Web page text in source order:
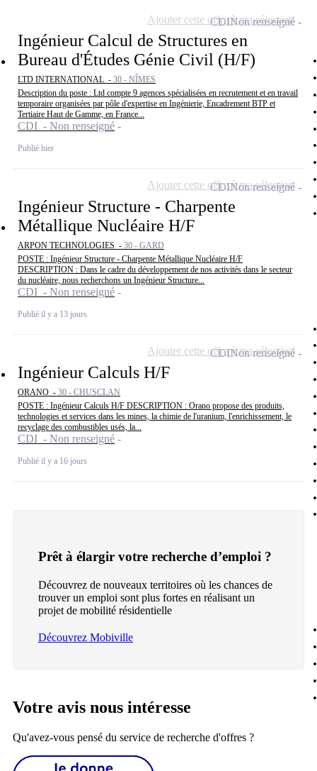
Ingénieur Calcul de Structures en
Bureau d'Études Génie Civil (H/F)
LTD INTERNATIONAL - 30 - NÎMES
Description du poste : Ltd compte 9 agences spécialisées en recrutement et en travail
temporaire organisées par pôle d'expertise en Ingénierie, Encadrement BTP et
Tertiaire Haut de Gamme, en France...
CDI - Non renseigné
Publié hier
CDINon renseigné
Ajouter cette offre à ma sélection
Ingénieur Structure - Charpente
Métallique Nucléaire H/F
ARPON TECHNOLOGIES - 30 - GARD
POSTE : Ingénieur Structure - Charpente Métallique Nucléaire H/F
DESCRIPTION : Dans le cadre du développement de nos activités dans le secteur
du nucléaire, nous recherchons un Ingénieur Structure...
CDI - Non renseigné
Publié il y a 13 jours
CDINon renseigné
Ajouter cette offre à ma sélection
Ingénieur Calculs H/F
ORANO - 30 - CHUSCLAN
POSTE : Ingénieur Calculs H/F DESCRIPTION : Orano propose des produits,
technologies et services dans les mines, la chimie de l'uranium, l'enrichissement, le
recyclage des combustibles usés, la...
CDI - Non renseigné
Publié il y a 16 jours
CDINon renseigné
Ajouter cette offre à ma sélection
Prêt à élargir votre recherche d’emploi ?
Découvrez de nouveaux territoires où les chances de
trouver un emploi sont plus fortes en réalisant un
projet de mobilité résidentielle
Découvrez Mobiville
Votre avis nous intéresse
Qu'avez-vous pensé du service de recherche d'offres ?